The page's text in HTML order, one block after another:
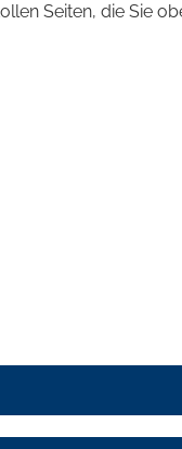
Seiten, die Sie